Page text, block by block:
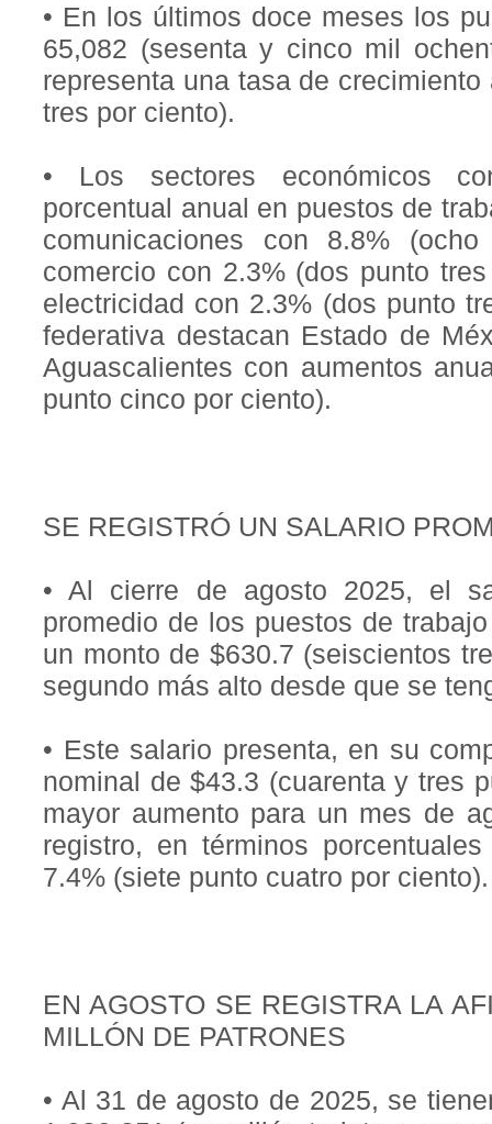
• En los últimos doce meses los
65,082 (sesenta y cinco mil
representa una tasa de
tres por ciento).
• Los sectores económicos
porcentual anual en puestos de
comunicaciones con 8.8%
comercio con 2.3% (dos punto
electricidad con 2.3% (dos punto
federativa destacan Estado de
Aguascalientes con aumentos
punto cinco por ciento).
SE REGISTRÓ UN SALARIO
• Al cierre de agosto 2025, el
promedio de los puestos de
un monto de $630.7 (seiscientos
segundo más alto desde que se
• Este salario presenta, en su
nominal de $43.3 (cuarenta y tres
mayor aumento para un mes de
registro, en términos
7.4% (siete punto cuatro por ciento).
EN AGOSTO SE REGISTRA LA
MILLÓN DE PATRONES
• Al 31 de agosto de 2025, se